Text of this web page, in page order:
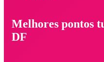
Melhores pontos
DF